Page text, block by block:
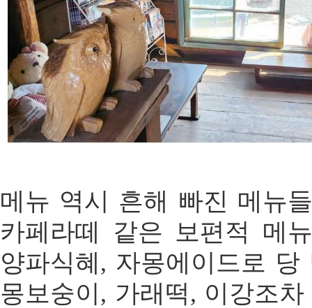
메뉴 역시 흔해 빠진 메뉴
카페라떼 같은 보편적 메
양파식혜, 자몽에이드로
몽보숭이, 가래떡, 이강조